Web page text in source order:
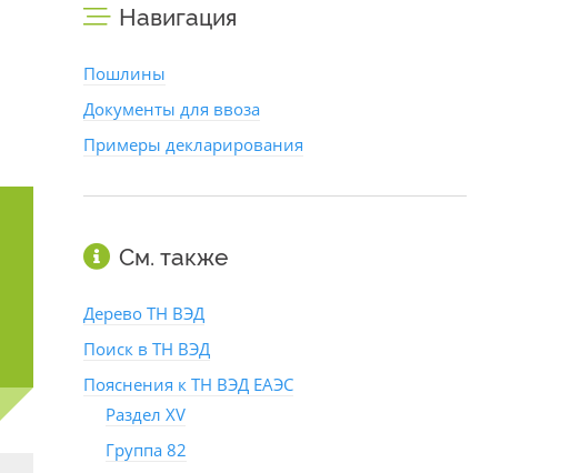
Навигация
Пошлины
Документы для ввоза
Примеры декларирования
См. также
Дерево ТН ВЭД
Поиск в ТН ВЭД
Пояснения к ТН ВЭД ЕАЭС
Раздел XV
Группа 82